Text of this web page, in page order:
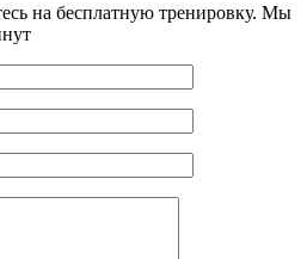
на бесплатную тренировку. Мы